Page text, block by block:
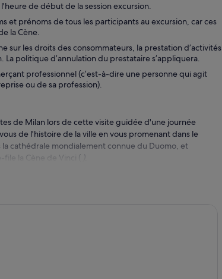
de début de la session excursion.
et prénoms de tous les participants au excursion, car ces
la Cène.
sur les droits des consommateurs, la prestation d’activités
La politique d’annulation du prestataire s’appliquera.
professionnel (c’est-à-dire une personne qui agit
ou de sa profession).
de Milan lors de cette visite guidée d'une journée
de l'histoire de la ville en vous promenant dans le
la cathédrale mondialement connue du Duomo, et
file la Cène de Vinci ( .
tranquille dans le centre de Milan. Passez devant l'ancien